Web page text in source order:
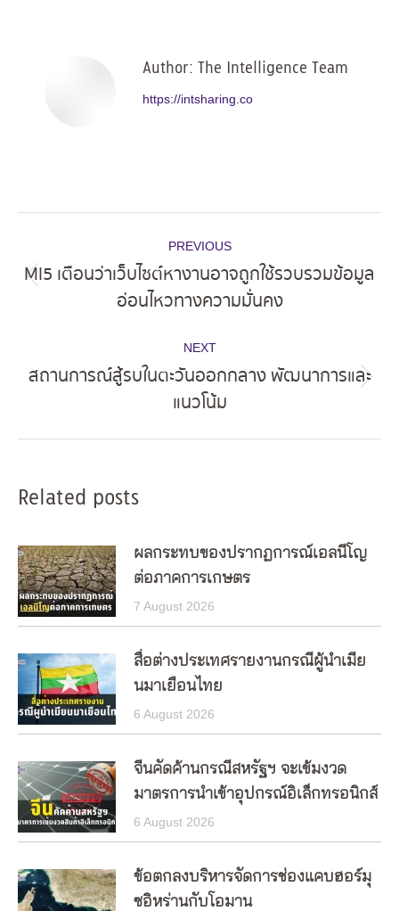
Author: The Intelligence Team
https://intsharing.co
navigation
PREVIOUS
Previous
post:
MI5 เตือนว่าเว็บไซต์หางานอาจถูกใช้รวบรวมข้อมูล
อ่อนไหวทางความมั่นคง
NEXT
Next
post:
สถานการณ์สู้รบในตะวันออกกลาง พัฒนาการและ
แนวโน้ม
Related posts
ผลกระทบของปรากฏการณ์เอลนีโญ
ต่อภาคการเกษตร
7 August 2026
สื่อต่างประเทศรายงานกรณีผู้นำเมีย
นมาเยือนไทย
6 August 2026
จีนคัดค้านกรณีสหรัฐฯ จะเข้มงวด
มาตรการนำเข้าอุปกรณ์อิเล็กทรอนิกส์
6 August 2026
ข้อตกลงบริหารจัดการช่องแคบฮอร์มุ
ซอิหร่านกับโอมาน